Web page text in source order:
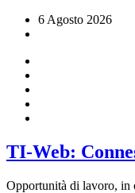
6 Agosto 2026
TI-Web:
Opportunità di lavoro, in